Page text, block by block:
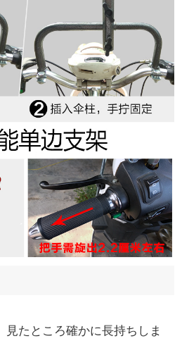
たところ確かに長持ちしま